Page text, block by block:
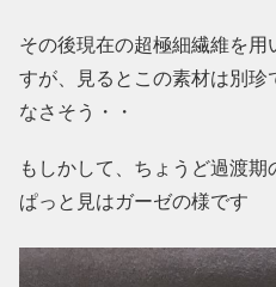
その後現在の超極細繊維を
すが、見るとこの素材は別珍
なさそう・・
もしかして、ちょうど過渡
ぱっと見はガーゼの様です